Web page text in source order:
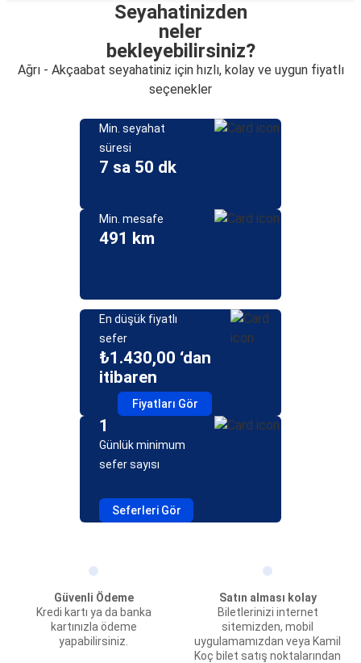
Seyahatinizden
neler
bekleyebilirsiniz?
Ağrı - Akçaabat seyahatiniz için hızlı, kolay ve uygun fiyatlı
seçenekler
Min. seyahat
süresi
7 sa 50 dk
Min. mesafe
491 km
En düşük fiyatlı
sefer
₺1.430,00 ‘dan
itibaren
Fiyatları Gör
1
Günlük minimum
sefer sayısı
Seferleri Gör
Güvenli Ödeme
Kredi kartı ya da banka
kartınızla ödeme
yapabilirsiniz.
Satın alması kolay
Biletlerinizi internet
sitemizden, mobil
uygulamamızdan veya Kamil
Koç bilet satış noktalarından